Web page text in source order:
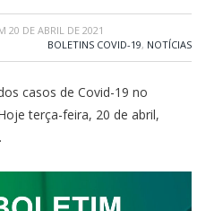
20 DE ABRIL DE 2021
BOLETINS COVID-19, NOTÍCIAS
casos de Covid-19 no
terça-feira, 20 de abril,